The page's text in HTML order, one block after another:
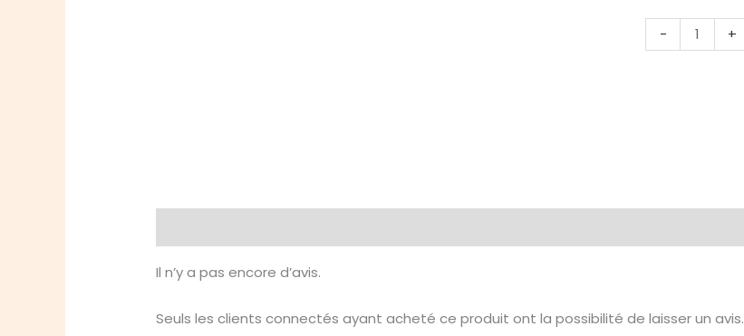
-
quantité
de
+
Il n’y a pas encore d’avis.
Seuls les clients connectés ayant acheté ce produit ont la possibilité de laisser un avis.